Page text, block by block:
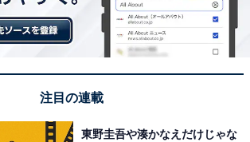
注目の連載
東野圭吾や湊かなえだけじゃな